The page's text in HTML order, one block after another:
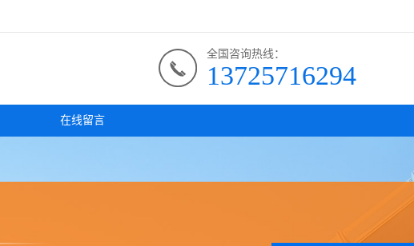
全国咨询热线：
13725716294
在线留言